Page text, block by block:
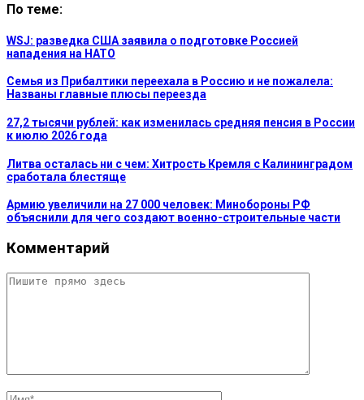
По теме:
WSJ: разведка США заявила о подготовке Россией
нападения на НАТО
Семья из Прибалтики переехала в Россию и не пожалела:
Названы главные плюсы переезда
27,2 тысячи рублей: как изменилась средняя пенсия в России
к июлю 2026 года
Литва осталась ни с чем: Хитрость Кремля с Калининградом
сработала блестяще
Армию увеличили на 27 000 человек: Минобороны РФ
объяснили для чего создают военно-строительные части
Комментарий